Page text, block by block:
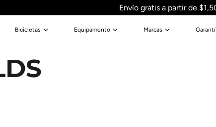
Envío gratis a partir de
Bicicletas Equipamento Marcas